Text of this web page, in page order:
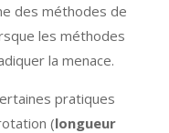
des méthodes de
les méthodes
la menace.
pratiques
(longueur